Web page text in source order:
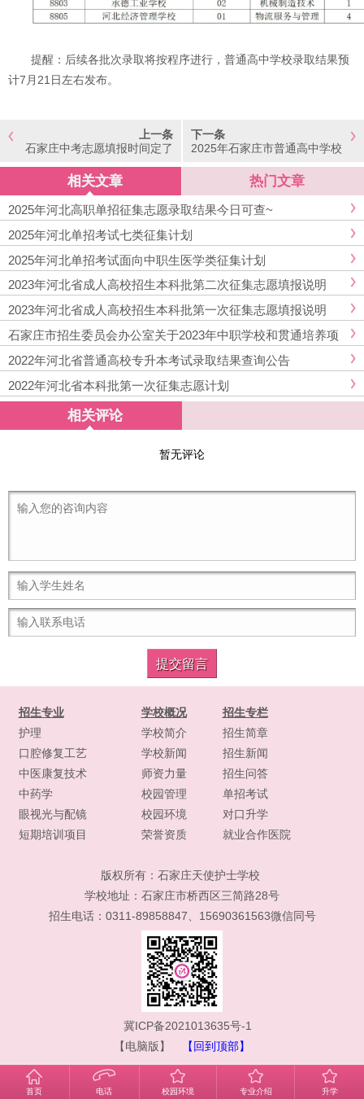
提醒：后续各批次录取将按程序进行，普通高中学校录取结果预
计7月21日左右发布。
上一条
石家庄中考志愿填报时间定了
下一条
2025年石家庄市普通高中学校
相关文章 热门文章
2025年河北高职单招征集志愿录取结果今日可查~
2025年河北单招考试七类征集计划
2025年河北单招考试面向中职生医学类征集计划
2023年河北省成人高校招生本科批第二次征集志愿填报说明
2023年河北省成人高校招生本科批第一次征集志愿填报说明
石家庄市招生委员会办公室关于2023年中职学校和贯通培养项
目录取结果查询及征集志愿公告
2022年河北省普通高校专升本考试录取结果查询公告
2022年河北省本科批第一次征集志愿计划
相关评论
暂无评论
招生专业
护理
口腔修复工艺
中医康复技术
中药学
眼视光与配镜
短期培训项目
学校概况
学校简介
学校新闻
师资力量
校园管理
校园环境
荣誉资质
招生专栏
招生简章
招生新闻
招生问答
单招考试
对口升学
就业合作医院
版权所有： 石家庄天使护士学校
学校地址：石家庄市桥西区三简路28号
招生电话：0311-89858847、15690361563微信同号
冀ICP备2021013635号-1
【电脑版】
【回到顶部】
首页 电话 校园环境 专业介绍 升学